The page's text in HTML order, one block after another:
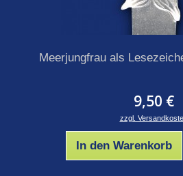
Meerjungfrau als
9,50 €
zzgl.
In den Warenkorb